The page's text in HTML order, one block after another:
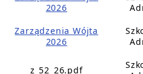
2026
Zarządzenia Wójta
2026
z_52_26.pdf